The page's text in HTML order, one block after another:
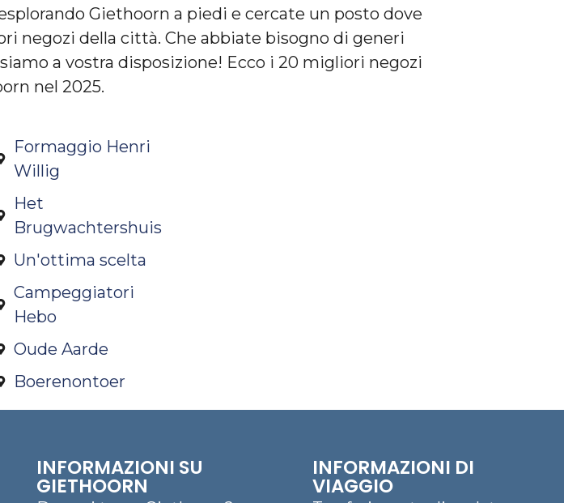
Giethoorn a piedi e cercate un posto dove
negozi della città. Che abbiate bisogno di generi
a vostra disposizione! Ecco i 20 migliori negozi
nel 2025.
Formaggio Henri
Willig
Het
Brugwachtershuis
Un'ottima scelta
Campeggiatori
Hebo
Oude Aarde
Boerenontoer
INFORMAZIONI SU
GIETHOORN
INFORMAZIONI DI
VIAGGIO